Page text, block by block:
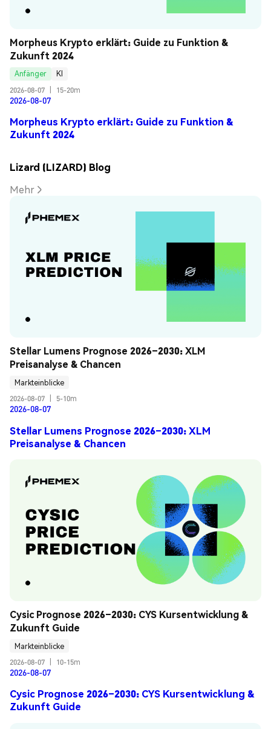
Morpheus Krypto erklärt: Guide zu Funktion &
Zukunft 2024
Anfänger
KI
2026-08-07
15-20m
2026-08-07
Morpheus Krypto erklärt: Guide zu Funktion &
Zukunft 2024
Lizard (LIZARD) Blog
Mehr
Stellar Lumens Prognose 2026–2030: XLM
Preisanalyse & Chancen
Markteinblicke
2026-08-07
5-10m
2026-08-07
Stellar Lumens Prognose 2026–2030: XLM
Preisanalyse & Chancen
Cysic Prognose 2026–2030: CYS Kursentwicklung &
Zukunft Guide
Markteinblicke
2026-08-07
10-15m
2026-08-07
Cysic Prognose 2026–2030: CYS Kursentwicklung &
Zukunft Guide